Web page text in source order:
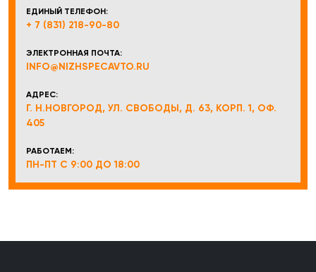
ЕДИНЫЙ ТЕЛЕФОН:
+ 7 (831) 218-90-80
ЭЛЕКТРОННАЯ ПОЧТА:
INFO@NIZHSPECAVTO.RU
АДРЕС:
Г. Н.НОВГОРОД, УЛ. СВОБОДЫ, Д. 63, КОРП. 1, ОФ.
405
РАБОТАЕМ:
ПН-ПТ С 9:00 ДО 18:00